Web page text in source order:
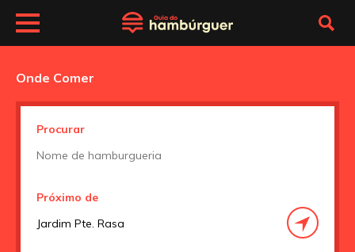
Onde Comer
Procurar
Próximo de